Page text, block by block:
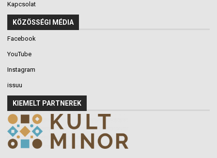
Kapcsolat
KÖZÖSSÉGI MÉDIA
Facebook
YouTube
Instagram
issuu
KIEMELT PARTNEREK